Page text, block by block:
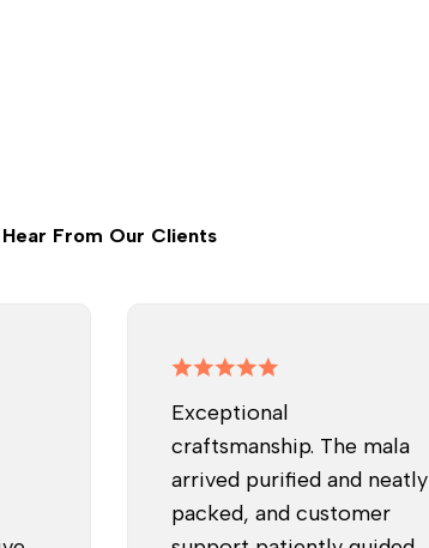
Hear From Our Clients
Exceptional
craftsmanship. The mala
arrived purified and neatly
packed, and customer